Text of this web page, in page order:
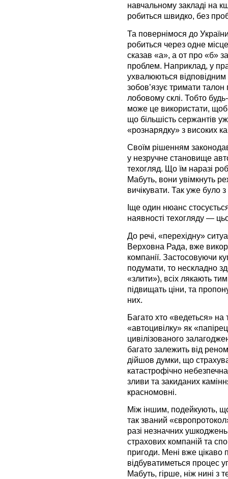
навчальному закладі на
робиться швидко, без
Та повернімося до
робиться через одне
сказав «а», а от про «б»
проблем. Наприклад, у
ухвалюються
зобов’язує тримати
лобовому склі. Тобто
може це використати,
що більшість сержантів
«рознарядку» з високих
Своїм рішенням
у незручне становище
техогляд. Що їм наразі
Мабуть, вони увімкнуть
вичікувати. Так уже було
Іще один нюанс
наявності техогляду —
До речі, «перехідну»
Верховна Рада, вже
компанії. Застосовуючи
подумати, то нескладно
«злити»), всіх лякають
підвищать ціни, та
них.
Багато хто «ведеться» на
«автоцивілку» як
цивілізованого
багато залежить від
дійшов думки, що
катастрофічно
зливи та закиданих
красномовні.
Між іншим, подейкують,
так званий
разі незначних
страхових компаній та
пригоди. Мені вже цікаво
відбуватиметься процес
Мабуть, гірше, ніж нині з